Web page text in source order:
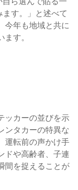
ます。」と述べて
今年も地域と共に
す。
ッカーの並びを示
ンタカーの特異な
運転前の声かけ手
ドや高齢者、子連
間を捉えることが